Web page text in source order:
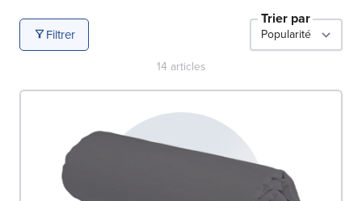
Filtrer
Trier par
14articles